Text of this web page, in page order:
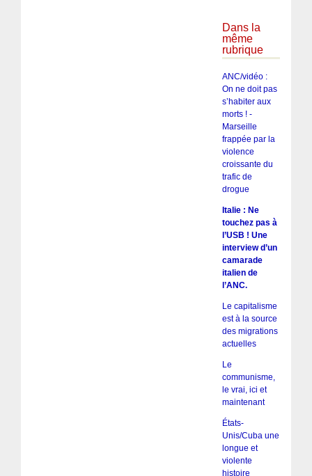
Dans la
même
rubrique
ANC/vidéo :
On ne doit pas
s’habiter aux
morts ! -
Marseille
frappée par la
violence
croissante du
trafic de
drogue
Italie : Ne
touchez pas à
l’USB ! Une
interview d’un
camarade
italien de
l’ANC.
Le capitalisme
est à la source
des migrations
actuelles
Le
communisme,
le vrai, ici et
maintenant
États-
Unis/Cuba une
longue et
violente
histoire